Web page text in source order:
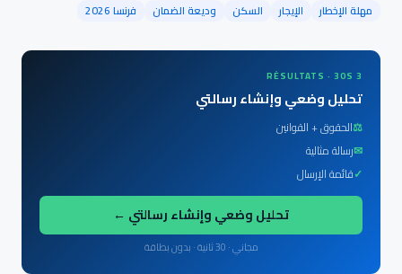
مهلة الإخطار الإيجار السكن وديعة الضمان فرنسا 2026
3 RÉSULTATS · 30S
تحليل وضعي وإنشاء رسالتي
⚖الحقوق + القوانين
✉رسالة مثالية
✓قائمة الإرسال
تحليل وضعي وإنشاء رسالتي ←
مجاني · 30 ثانية · بدون بطاقة